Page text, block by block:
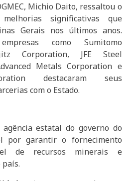
Michio Daito, ressaltou o
significativas que
Gerais nos últimos anos.
como Sumitomo
Corporation, JFE Steel
Metals Corporation e
destacaram seus
com o Estado.
agência estatal do governo do
por garantir o fornecimento
de recursos minerais e